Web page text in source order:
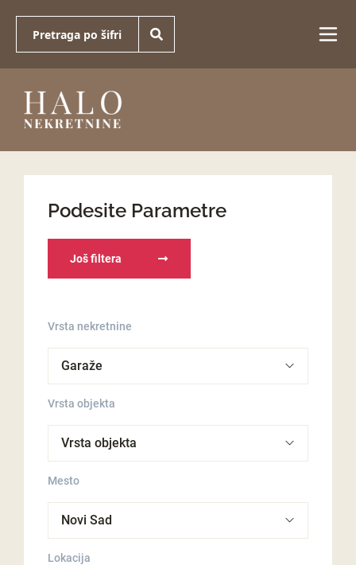
Podesite Parametre
Još filtera
Vrsta nekretnine
Vrsta objekta
Mesto
Lokacija